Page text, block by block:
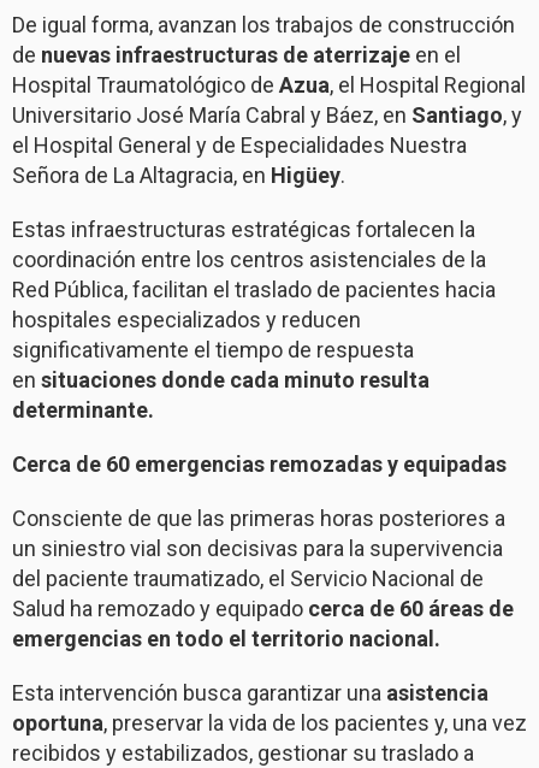
De igual forma, avanzan los trabajos de construcción
de nuevas infraestructuras de aterrizaje en el
Hospital Traumatológico de Azua, el Hospital Regional
Universitario José María Cabral y Báez, en Santiago, y
el Hospital General y de Especialidades Nuestra
Señora de La Altagracia, en Higüey.
Estas infraestructuras estratégicas fortalecen la
coordinación entre los centros asistenciales de la
Red Pública, facilitan el traslado de pacientes hacia
hospitales especializados y reducen
significativamente el tiempo de respuesta
en situaciones donde cada minuto resulta
determinante.
Cerca de 60 emergencias remozadas y equipadas
Consciente de que las primeras horas posteriores a
un siniestro vial son decisivas para la supervivencia
del paciente traumatizado, el Servicio Nacional de
Salud ha remozado y equipado cerca de 60 áreas de
emergencias en todo el territorio nacional.
Esta intervención busca garantizar una asistencia
oportuna, preservar la vida de los pacientes y, una vez
recibidos y estabilizados, gestionar su traslado a